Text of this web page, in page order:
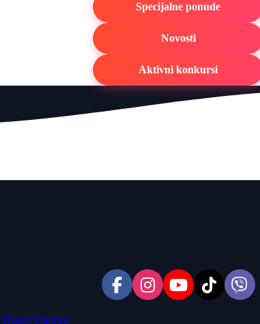
Specijalne ponude
Novosti
Aktivni konkursi
Desert Themes